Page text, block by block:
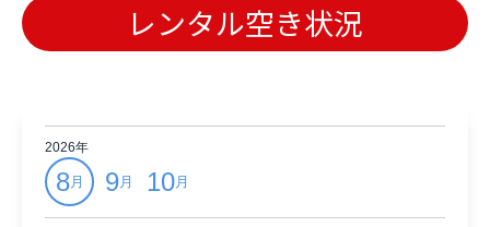
レンタル空き状況